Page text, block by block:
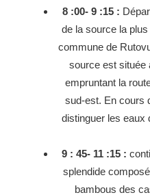
8 :00- 9 :15 :
de la source la
commune de
source est située
empruntant la
sud-est. En cours
distinguer les eaux
9 : 45- 11 :15 :
splendide
bambous des